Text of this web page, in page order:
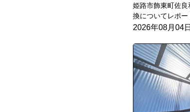
姫路市飾東町佐
換についてレポー
2026年08月04日